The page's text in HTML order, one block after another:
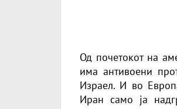
Од почетокот на
има антивоени
Израел. И во
Иран само ја